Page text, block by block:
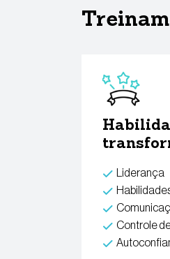
Liderança
Controle